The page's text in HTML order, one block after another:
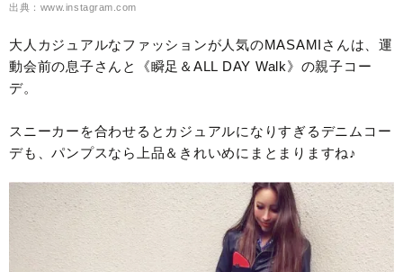
出典：www.instagram.com
大人カジュアルなファッションが人気のMASAMIさんは、運
動会前の息子さんと《瞬足＆ALL DAY Walk》の親子コー
デ。
スニーカーを合わせるとカジュアルになりすぎるデニムコー
デも、パンプスなら上品＆きれいめにまとまりますね♪